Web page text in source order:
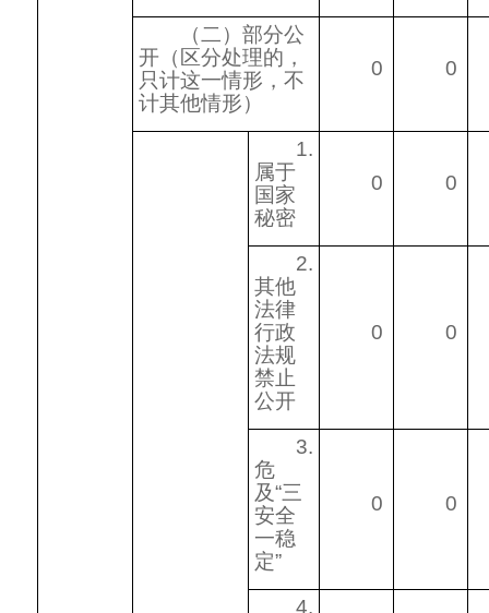
（二）部分公
开 （区分处理的，
只计这一情形，不
计其他情形）
0 0
1.
属于
国家
秘密
0 0
2.
其他
法律
行政
法规
禁止
公开
0 0
3.
危
及“三
安全
一稳
定”
0 0
4.